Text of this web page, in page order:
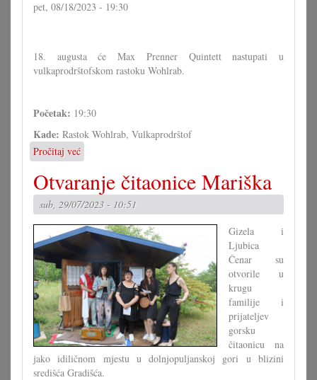
pet, 08/18/2023 - 19:30
18. augusta će Max Prenner Quintett nastupati u
vulkaprodrštofskom rastoku Wohlrab.
Početak: 19:30
Kade: Rastok Wohlrab, Vulkaprodrštof
Pročitaj već
Max
Prenner
Quintett
u
rastoku
Wohlrab
Otvaranje čitaonice Mariška
sub, 29/07/2023 - 10:51
Gizela i
Ljubica
Čenar su
otvorile u
krugu
familije i
prijateljev
gorsku
čitaonicu na
jako idiličnom mjestu u dolnjopuljanskoj gori u blizini
središća Gradišća.